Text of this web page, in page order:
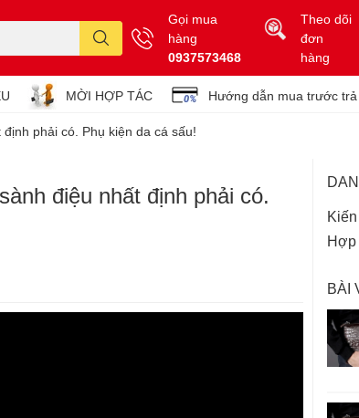
Gọi mua
hàng
0937573468
Theo dõi
đơn
hàng
MỜI HỢP TÁC Hướng dẫn mua trước
phải có. Phụ kiện da cá sấu!
điệu nhất định phải có.
Hợp
BÀI